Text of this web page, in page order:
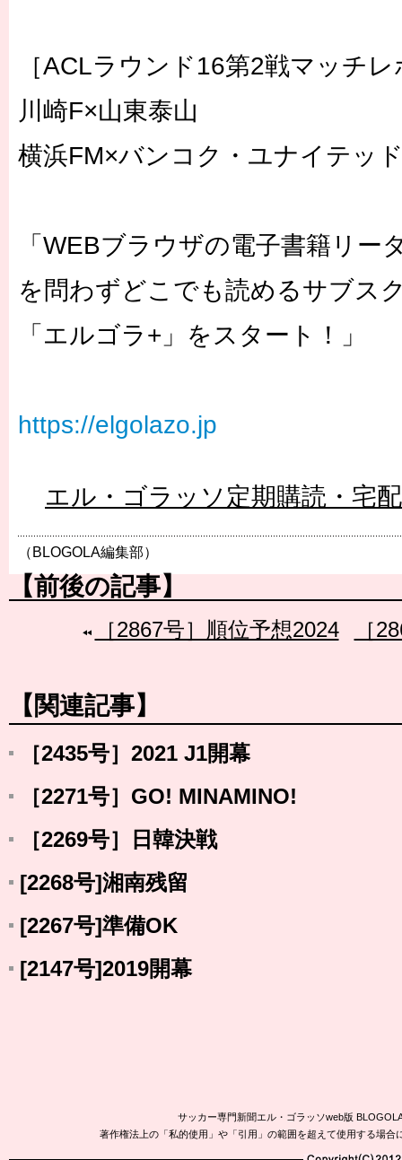
［ACLラウンド16第2戦マッチ
川崎F×山東泰山
横浜FM×バンコク・ユナイテッ
「WEBブラウザの電子書籍リー
を問わずどこでも読めるサブス
「エルゴラ+」をスタート！」
https://elgolazo.jp
エル・ゴラッソ定期購読・宅
（BLOGOLA編集部）
【前後の記事】
［2867号］順位予想2024 ［
【関連記事】
［2435号］2021 J1開幕
［2271号］GO! MINAMINO!
［2269号］日韓決戦
[2268号]湘南残留
[2267号]準備OK
[2147号]2019開幕
サッカー専門新聞エル・ゴラッソweb版
著作権法上の「私的使用」や「引用」の範囲を超えて使用する場